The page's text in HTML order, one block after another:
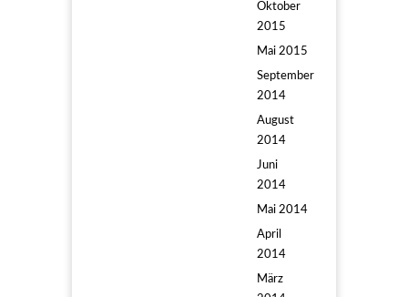
Oktober
2015
Mai 2015
September
2014
August
2014
Juni
2014
Mai 2014
April
2014
März